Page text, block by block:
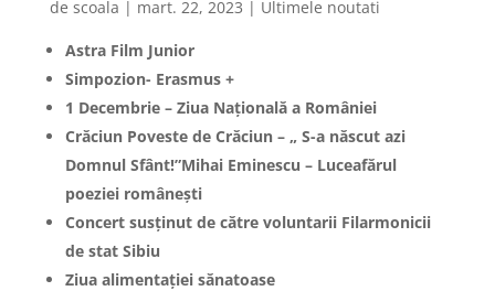
de scoala | mart. 22, 2023 | Ultimele noutati
Astra Film Junior
Simpozion- Erasmus +
1 Decembrie – Ziua Națională a României
Crăciun Poveste de Crăciun – „ S-a născut azi
Domnul Sfânt!”Mihai Eminescu – Luceafărul
poeziei românești
Concert susținut de către voluntarii Filarmonicii
de stat Sibiu
Ziua alimentației sănatoase